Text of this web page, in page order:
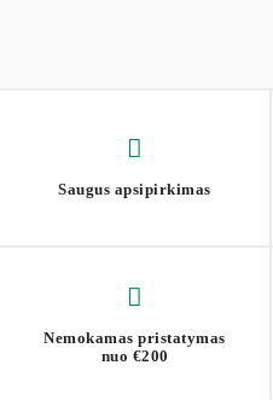
Saugus apsipirkimas
Nemokamas pristatymas
nuo €200